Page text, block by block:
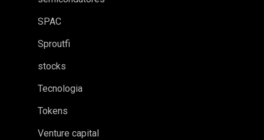
SPAC
Sproutfi
stocks
Tecnologia
Tokens
Venture capital